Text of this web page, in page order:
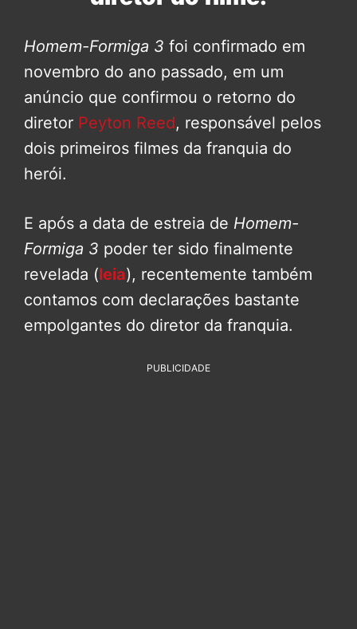
Homem-Formiga 3 foi confirmado em
novembro do ano passado, em um
anúncio que confirmou o retorno do
diretor Peyton Reed, responsável pelos
dois primeiros filmes da franquia do
herói.
E após a data de estreia de Homem-
Formiga 3 poder ter sido finalmente
revelada (leia), recentemente também
contamos com declarações bastante
empolgantes do diretor da franquia.
PUBLICIDADE